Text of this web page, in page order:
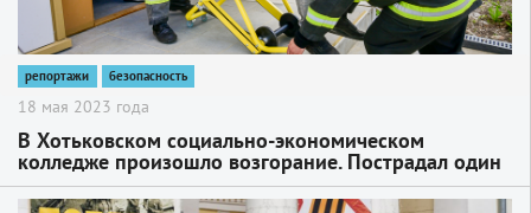
репортажи безопасность
18 мая 2023 года
В Хотьковском социально-экономическом
колледже произошло возгорание. Пострадал один
ученик